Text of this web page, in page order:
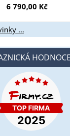
6 790,00 Kč
...